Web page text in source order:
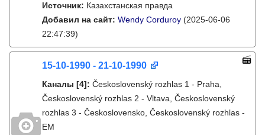
Источник: Казахстанская правда
Добавил на сайт: Wendy Corduroy (2025-06-06
22:47:39)
15-10-1990 - 21-10-1990
Каналы [4]: Československý rozhlas 1 - Praha,
Československý rozhlas 2 - Vltava, Československý
rozhlas 3 - Československo, Československý rozhlas -
EM